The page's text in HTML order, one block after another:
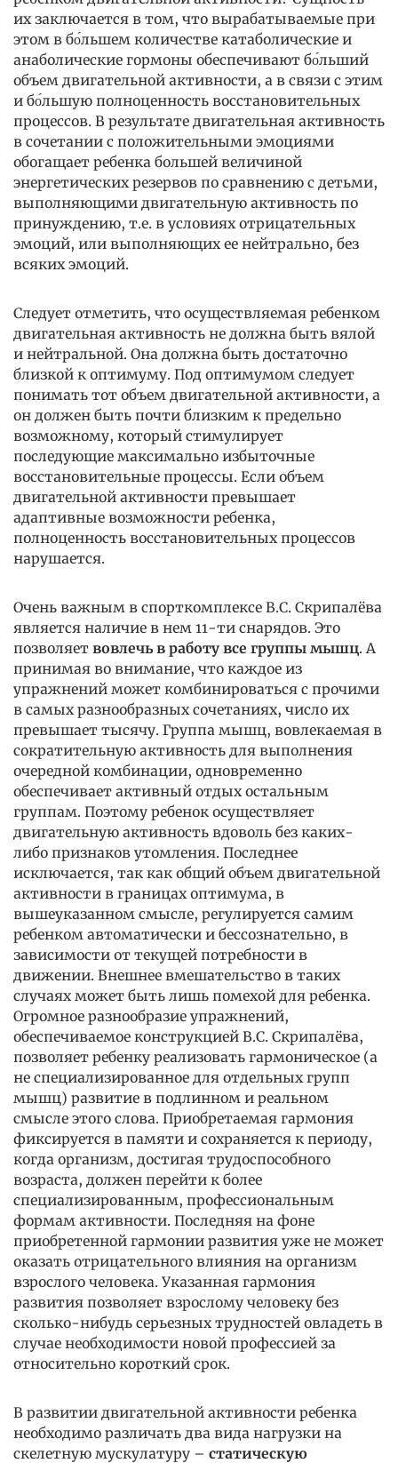
их заключается в том, что вырабатываемые при
этом в бо́льшем количестве катаболические и
анаболические гормоны обеспечивают бо́льший
объем двигательной активности, а в связи с этим
и бо́льшую полноценность восстановительных
процессов. В результате двигательная активность
в сочетании с положительными эмоциями
обогащает ребенка большей величиной
энергетических резервов по сравнению с детьми,
выполняющими двигательную активность по
принуждению, т.е. в условиях отрицательных
эмоций, или выполняющих ее нейтрально, без
всяких эмоций.
Следует отметить, что осуществляемая ребенком
двигательная активность не должна быть вялой
и нейтральной. Она должна быть достаточно
близкой к оптимуму. Под оптимумом следует
понимать тот объем двигательной активности, а
он должен быть почти близким к предельно
возможному, который стимулирует
последующие максимально избыточные
восстановительные процессы. Если объем
двигательной активности превышает
адаптивные возможности ребенка,
полноценность восстановительных процессов
нарушается.
Очень важным в спорткомплексе В.С. Скрипалёва
является наличие в нем 11-ти снарядов. Это
позволяет вовлечь в работу все группы мышц. А
принимая во внимание, что каждое из
упражнений может комбинироваться с прочими
в самых разнообразных сочетаниях, число их
превышает тысячу. Группа мышц, вовлекаемая в
сократительную активность для выполнения
очередной комбинации, одновременно
обеспечивает активный отдых остальным
группам. Поэтому ребенок осуществляет
двигательную активность вдоволь без каких-
либо признаков утомления. Последнее
исключается, так как общий объем двигательной
активности в границах оптимума, в
вышеуказанном смысле, регулируется самим
ребенком автоматически и бессознательно, в
зависимости от текущей потребности в
движении. Внешнее вмешательство в таких
случаях может быть лишь помехой для ребенка.
Огромное разнообразие упражнений,
обеспечиваемое конструкцией В.С. Скрипалёва,
позволяет ребенку реализовать гармоническое (а
не специализированное для отдельных групп
мышц) развитие в подлинном и реальном
смысле этого слова. Приобретаемая гармония
фиксируется в памяти и сохраняется к периоду,
когда организм, достигая трудоспособного
возраста, должен перейти к более
специализированным, профессиональным
формам активности. Последняя на фоне
приобретенной гармонии развития уже не может
оказать отрицательного влияния на организм
взрослого человека. Указанная гармония
развития позволяет взрослому человеку без
сколько-нибудь серьезных трудностей овладеть в
случае необходимости новой профессией за
относительно короткий срок.
В развитии двигательной активности ребенка
необходимо различать два вида нагрузки на
скелетную мускулатуру – статическую